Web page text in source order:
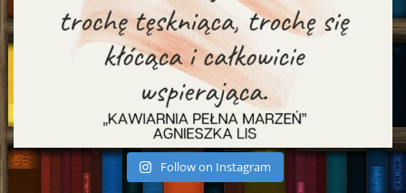
Follow on Instagram